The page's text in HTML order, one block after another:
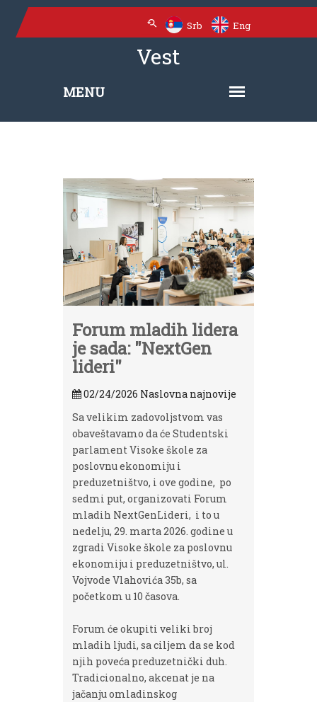
Srb Eng
Vest
Forum mladih lidera
je sada: "NextGen
lideri"
02/24/2026 Naslovna najnovije
Sa velikim zadovoljstvom vas
obaveštavamo da će Studentski
parlament Visoke škole za
poslovnu ekonomiju i
preduzetništvo, i ove godine, po
sedmi put, organizovati Forum
mladih NextGenLideri, i to u
nedelju, 29. marta 2026. godine u
zgradi Visoke škole za poslovnu
ekonomiju i preduzetništvo, ul.
Vojvode Vlahovića 35b, sa
početkom u 10 časova.
Forum će okupiti veliki broj
mladih ljudi, sa ciljem da se kod
njih poveća preduzetnički duh.
Tradicionalno, akcenat je na
jačanju omladinskog